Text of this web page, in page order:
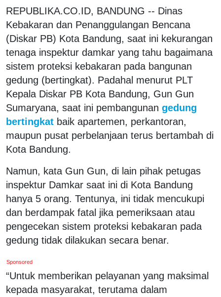
REPUBLIKA.CO.ID, BANDUNG -- Dinas
Kebakaran dan Penanggulangan Bencana
(Diskar PB) Kota Bandung, saat ini kekurangan
tenaga inspektur damkar yang tahu bagaimana
sistem proteksi kebakaran pada bangunan
gedung (bertingkat). Padahal menurut PLT
Kepala Diskar PB Kota Bandung, Gun Gun
Sumaryana, saat ini pembangunan gedung
bertingkat baik apartemen, perkantoran,
maupun pusat perbelanjaan terus bertambah di
Kota Bandung.
Namun, kata Gun Gun, di lain pihak petugas
inspektur Damkar saat ini di Kota Bandung
hanya 5 orang. Tentunya, ini tidak mencukupi
dan berdampak fatal jika pemeriksaan atau
pengecekan sistem proteksi kebakaran pada
gedung tidak dilakukan secara benar.
Sponsored
“Untuk memberikan pelayanan yang maksimal
kepada masyarakat, terutama dalam